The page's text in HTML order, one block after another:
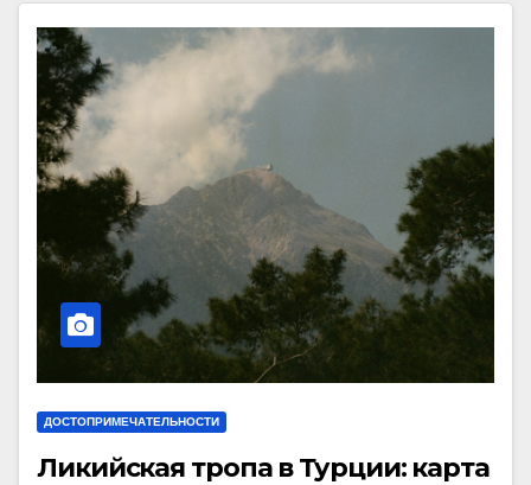
ДОСТОПРИМЕЧАТЕЛЬНОСТИ
Ликийская тропа в Турции: карта